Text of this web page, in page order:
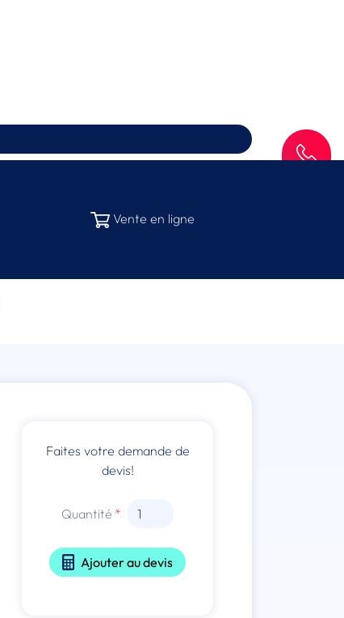
Vente en ligne
Faites votre demande de
devis!
Quantité
Ajouter au devis